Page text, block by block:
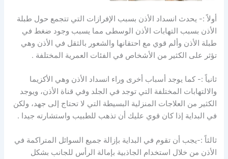
أولاً :- يحدث انسداد الأذن بسبب الإفرازات التي تتجمع حول طبلة
الأذن بسبب التهابات الأذن الوسطى مما يسبب وجود ضغط في
طبلة الأذن وألم قوي مع احتقانها والشعور بالثقل في الأذن وهي
تؤثر على الكثير من الأشخاص في الفئات العمرية المختلفة .
ثانياً :- كما يوجد أسباب أخرى وراء انسداد الأذن وهي الأكزيما
والالتهابات المختلفة التي توجد في الجلد وفي قناة الأذن، ويوجد
الكثير من العلاجات المنزلية البسيطة التي لا تحتاج إلى جهد، ولكن
في البداية إذا كان قوي عليك أن تذهب للطبيب واستشارته جيدا .
ثالثاً :-يجب أن تقوم في البداية بإزالة جميع السوائل المتراكمة في
الأذن من خلال استخدام الجاذبية بإمالة الرأس للجانب بشكل